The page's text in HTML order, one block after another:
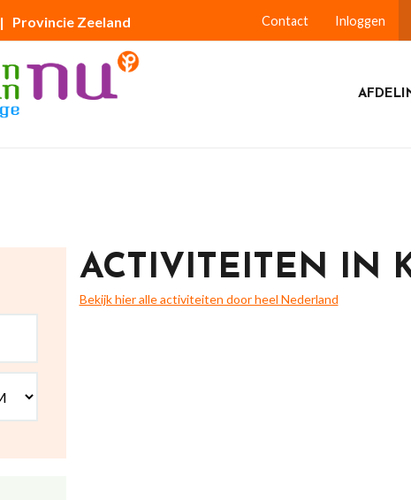
| Provincie Zeeland Contact Inloggen
ACTIVITEITEN IN
Bekijk hier alle activiteiten door heel Nederland